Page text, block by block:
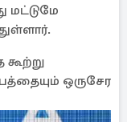
ஒருசேர